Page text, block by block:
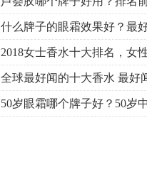
什么牌子的眼霜效果好？最好用的
2018女士香水十大排名，女性经典
全球最好闻的十大香水 最好闻的
50岁眼霜哪个牌子好？50岁中老年